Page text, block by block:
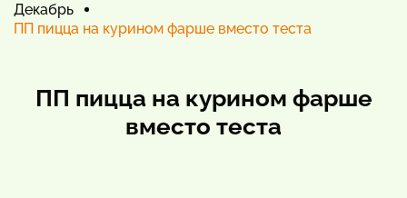
Декабрь
ПП пицца на курином фарше вместо теста
ПП пицца на курином фарше
вместо теста